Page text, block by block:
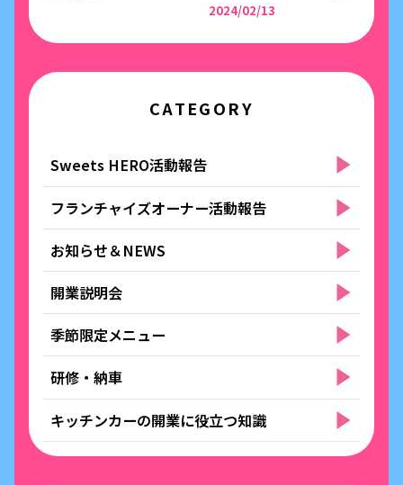
2024/02/13
CATEGORY
Sweets HERO活動報告
フランチャイズオーナー活動報告
お知らせ＆NEWS
開業説明会
季節限定メニュー
研修・納車
キッチンカーの開業に役立つ知識